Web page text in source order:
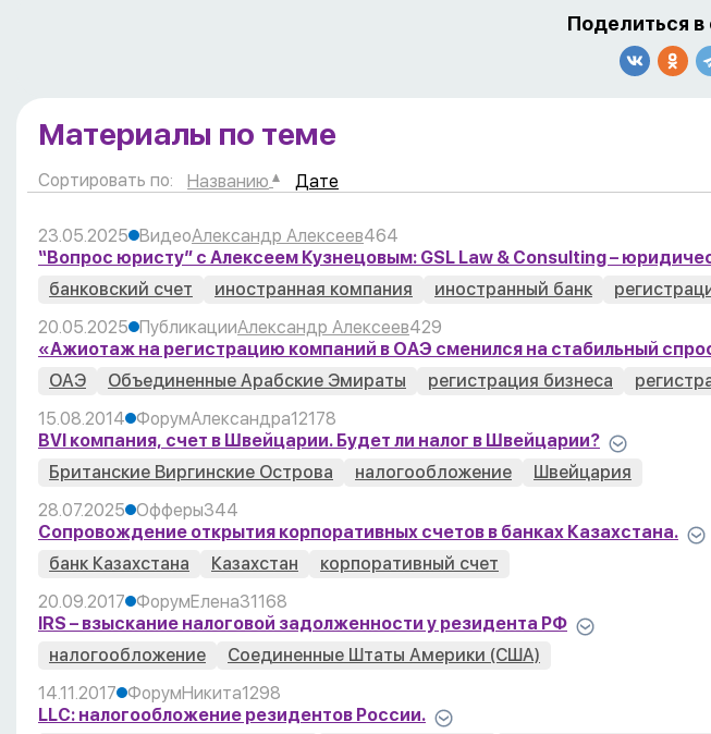
Поделиться в
Материалы по теме
Сортировать по: Названию Дате
23.05.2025 ВидеоАлександр Алексеев464
“Вопрос юристу” с Алексеем Кузнецовым: GSL Law & Consulting –
банковский счет
иностранная компания иностранный банк
20.05.2025
ПубликацииАлександр Алексеев429
«Ажиотаж на регистрацию компаний в ОАЭ сменился на стабильный
ОАЭ
Объединенные Арабские Эмираты регистрация бизнеса
15.08.2014 ФорумАлександра12178
BVI компания, счет в Швейцарии. Будет ли налог в Швейцарии?
Британские Виргинские Острова
налогообложение
Швейцария
28.07.2025 Офферы344
Cопровождение открытия корпоративных счетов в банках Казахстана.
банк Казахстана
Казахстан
корпоративный счет
20.09.2017 ФорумЕлена31168
IRS – взыскание налоговой задолженности у резидента РФ
налогообложение
Соединенные Штаты Америки (США)
14.11.2017 ФорумНикита1298
LLC: налогообложение резидентов России.